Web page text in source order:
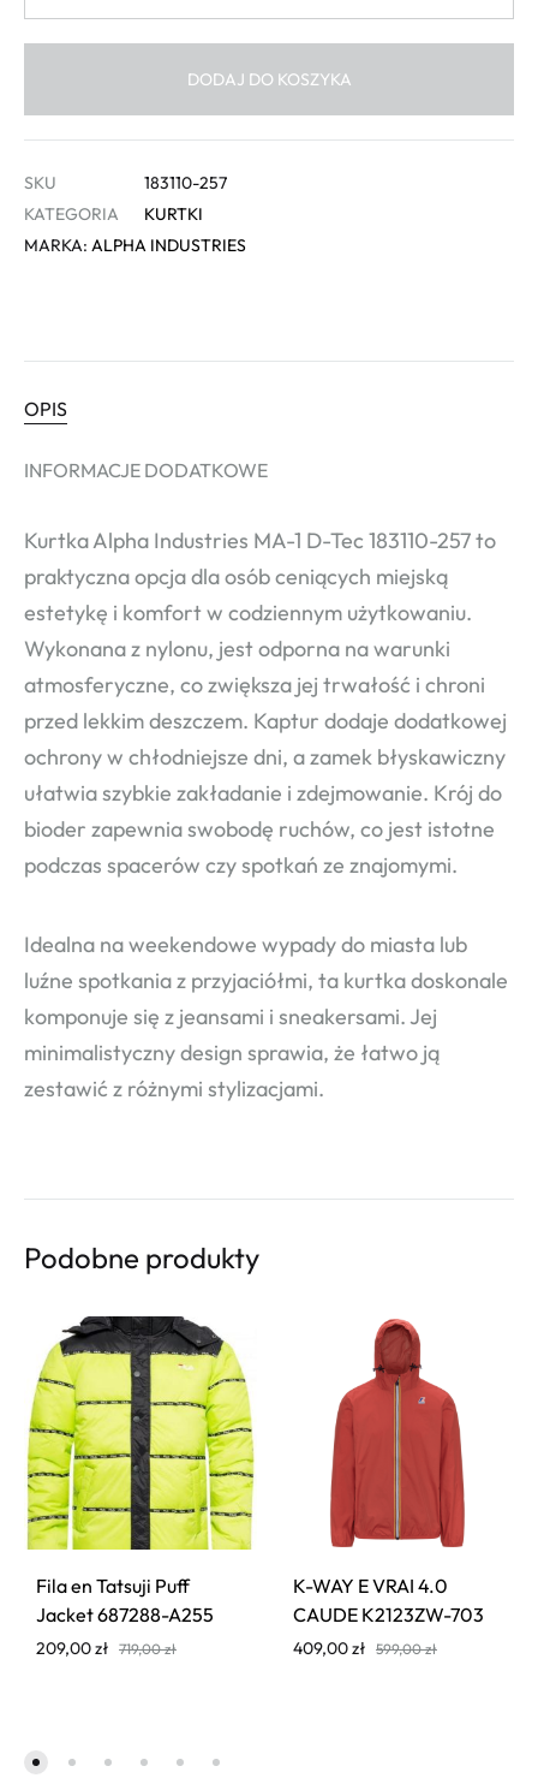
DODAJ DO KOSZYKA
SKU
183110-257
KATEGORIA
KURTKI
MARKA: ALPHA INDUSTRIES
OPIS
INFORMACJE DODATKOWE
Kurtka Alpha Industries MA-1 D-Tec 183110-257 to
praktyczna opcja dla osób ceniących miejską
estetykę i komfort w codziennym użytkowaniu.
Wykonana z nylonu, jest odporna na warunki
atmosferyczne, co zwiększa jej trwałość i chroni
przed lekkim deszczem. Kaptur dodaje dodatkowej
ochrony w chłodniejsze dni, a zamek błyskawiczny
ułatwia szybkie zakładanie i zdejmowanie. Krój do
bioder zapewnia swobodę ruchów, co jest istotne
podczas spacerów czy spotkań ze znajomymi.
Idealna na weekendowe wypady do miasta lub
luźne spotkania z przyjaciółmi, ta kurtka doskonale
komponuje się z jeansami i sneakersami. Jej
minimalistyczny design sprawia, że łatwo ją
zestawić z różnymi stylizacjami.
Podobne produkty
Fila en Tatsuji Puff
Jacket 687288-A255
209,00zł 719,00zł
K-WAY E VRAI 4.0
CAUDE K2123ZW-703
409,00zł 599,00zł